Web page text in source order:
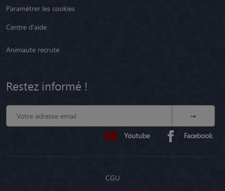
Paramétrer les cookies
Centre d'aide
Animaute recrute
Restez informé !
Youtube Facebook
CGU